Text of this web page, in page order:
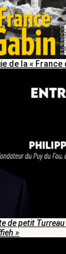
de la « France
de petit
»